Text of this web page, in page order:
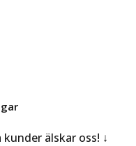
kunder älskar oss!